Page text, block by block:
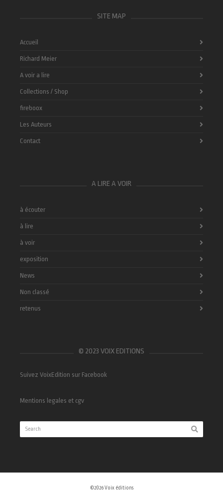
SITE MAP
Accueil
Richard Meier
A voir a lire
Collections / Shop
fireboox
Les Auteurs
Contact
A LIRE A VOIR
à écouter
à lire
à voir
exposition
News
Non classé
retenus
© 2023 VOIX EDITIONS
Suivez VoixEdition sur Facebook
Mentions legales et cgv
©2026 Voix éditions